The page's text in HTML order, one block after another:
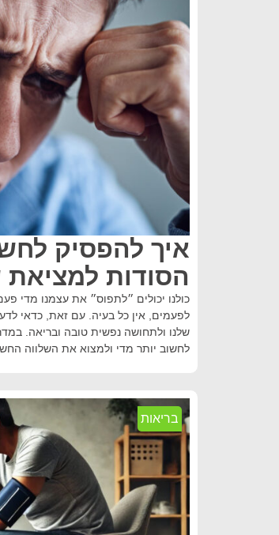
הסודות למציאת
כולנו יכולים ״לתפוס״ את עצמנו
לפעמים, אין כל בעיה. עם זאת, כדאי
לחשוב יותר מדי ולמצוא את השלווה
בריאות